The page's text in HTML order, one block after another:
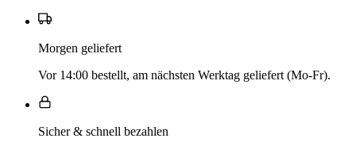
Morgen geliefert
Vor 14:00 bestellt, am nächsten Werktag geliefert (Mo-Fr).
Sicher & schnell bezahlen